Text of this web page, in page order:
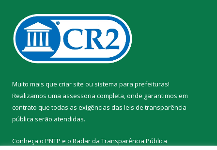
Muito mais que criar site ou sistema para prefeituras!
Realizamos uma assessoria completa, onde garantimos em
contrato que todas as exigências das leis de transparência
pública serão atendidas.
Conheça o PNTP e o Radar da Transparência Pública